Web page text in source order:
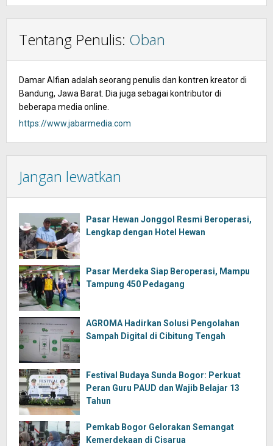
Tentang Penulis: Oban
Damar Alfian adalah seorang penulis dan kontren kreator di
Bandung, Jawa Barat. Dia juga sebagai kontributor di
beberapa media online.
https://www.jabarmedia.com
Jangan lewatkan
Pasar Hewan Jonggol Resmi Beroperasi,
Lengkap dengan Hotel Hewan
Pasar Merdeka Siap Beroperasi, Mampu
Tampung 450 Pedagang
AGROMA Hadirkan Solusi Pengolahan
Sampah Digital di Cibitung Tengah
Festival Budaya Sunda Bogor: Perkuat
Peran Guru PAUD dan Wajib Belajar 13
Tahun
Pemkab Bogor Gelorakan Semangat
Kemerdekaan di Cisarua